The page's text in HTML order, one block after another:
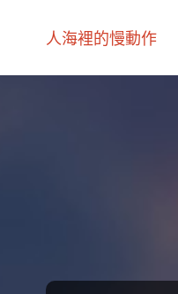
人海裡的慢動作